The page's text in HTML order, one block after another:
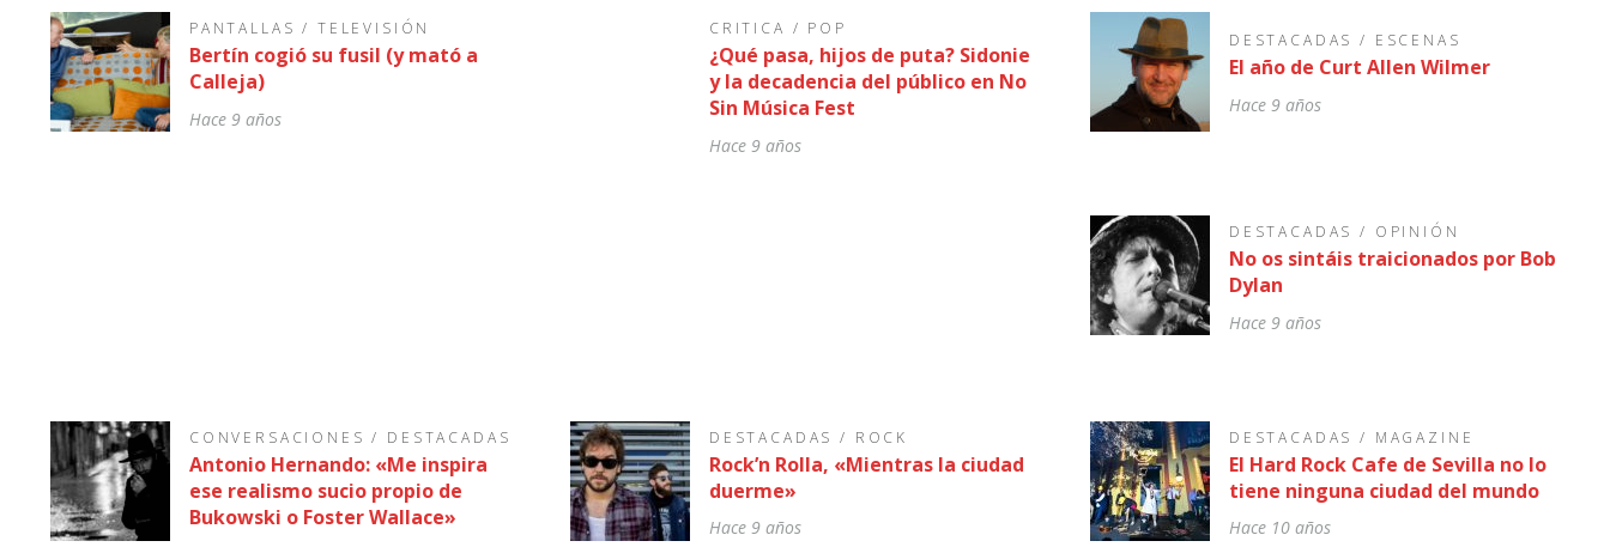
PANTALLAS / TELEVISIÓN
Bertín cogió su fusil (y mató a
Calleja)
Hace 9 años
CRITICA / POP
¿Qué pasa, hijos de puta? Sidonie
y la decadencia del público en No
Sin Música Fest
Hace 9 años
DESTACADAS / ESCENAS
El año de Curt Allen Wilmer
Hace 9 años
DESTACADAS / OPINIÓN
No os sintáis traicionados por Bob
Dylan
Hace 9 años
CONVERSACIONES / DESTACADAS
Antonio Hernando: «Me inspira
ese realismo sucio propio de
Bukowski o Foster Wallace»
DESTACADAS / ROCK
Rock’n Rolla, «Mientras la ciudad
duerme»
Hace 9 años
DESTACADAS / MAGAZINE
El Hard Rock Cafe de Sevilla no lo
tiene ninguna ciudad del mundo
Hace 10 años